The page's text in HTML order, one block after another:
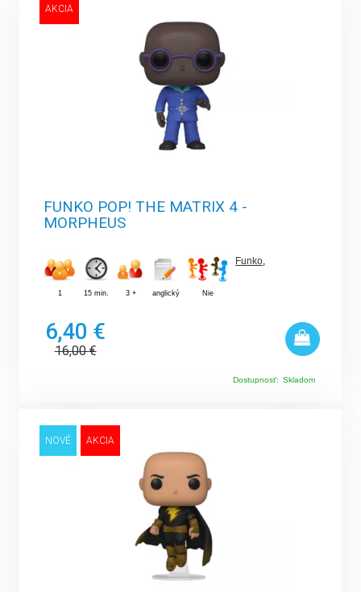
AKCIA
FUNKO POP! THE MATRIX 4 -
MORPHEUS
1 15 min. 3 + anglický Nie
Funko,
6,40 €
16,00€
Dostupnosť: Skladom
AKCIA
NOVÉ